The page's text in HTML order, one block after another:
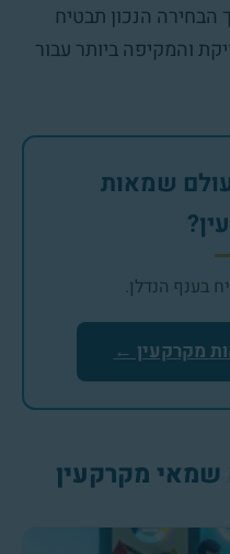
הנכון תבטיח
והמקיפה ביותר עבור
שמאות
בענף הנדלן.
מקרקעין ←
שמאי מקרקעין